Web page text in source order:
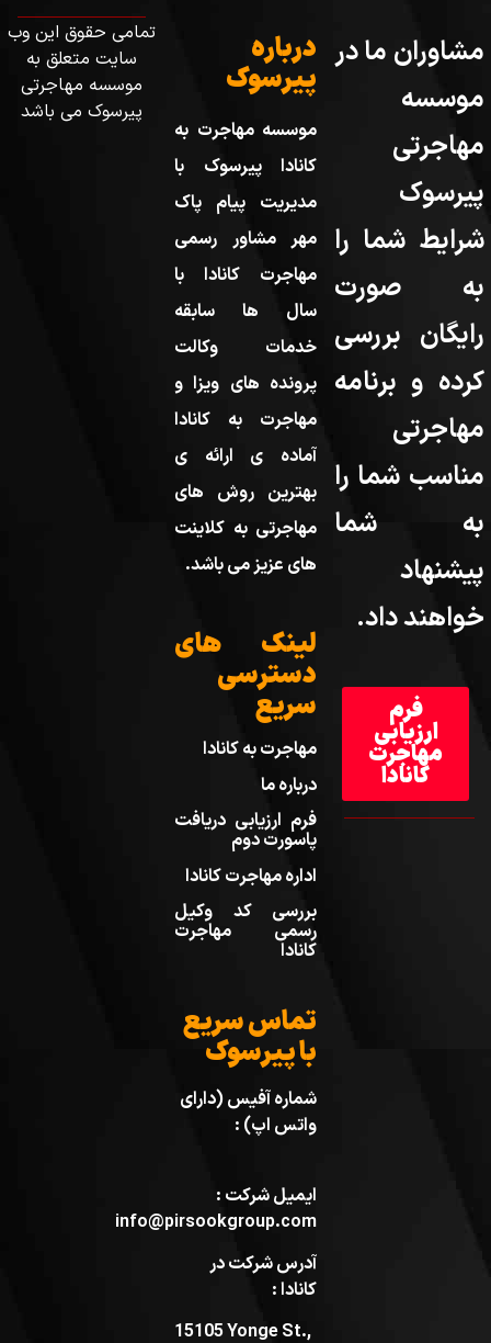
مشاوران ما در
موسسه
مهاجرتی
پیرسوک
شرایط شما را
به صورت
رایگان بررسی
کرده و برنامه
مهاجرتی
مناسب شما را
به شما
پیشنهاد
خواهند داد.
فرم
ارزیابی
مهاجرت
کانادا
درباره
پیرسوک
موسسه مهاجرت به
کانادا پیرسوک با
مدیریت پیام پاک
مهر مشاور رسمی
مهاجرت کانادا با
سال ها سابقه
خدمات وکالت
پرونده های ویزا و
مهاجرت به کانادا
آماده ی ارائه ی
بهترین روش های
مهاجرتی به کلاینت
های عزیز می باشد.
لینک های
دسترسی
سریع
مهاجرت به کانادا
درباره ما
فرم ارزیابی دریافت
پاسورت دوم
اداره مهاجرت کانادا
بررسی کد وکیل
رسمی مهاجرت
کانادا
تماس سریع
با پیرسوک
شماره آفیس (دارای
واتس اپ) :
ایمیل شرکت :
info@pirsookgroup.com
آدرس شرکت در
کانادا :
15105 Yonge St.,
تمامی حقوق این وب
سایت متعلق به
موسسه مهاجرتی
پیرسوک می باشد